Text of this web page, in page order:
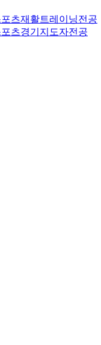
츠재활트레이닝전공
츠경기지도자전공